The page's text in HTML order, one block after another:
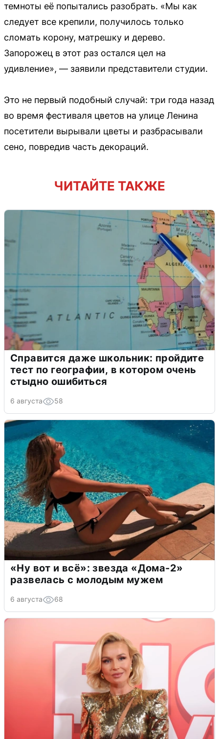
темноты её попытались разобрать. «Мы как
следует все крепили, получилось только
сломать корону, матрешку и дерево.
Запорожец в этот раз остался цел на
удивление», — заявили представители студии.
Это не первый подобный случай: три года назад
во время фестиваля цветов на улице Ленина
посетители вырывали цветы и разбрасывали
сено, повредив часть декораций.
ЧИТАЙТЕ ТАКЖЕ
Справится даже школьник: пройдите
тест по географии, в котором очень
стыдно ошибиться
6 августа 58
«Ну вот и всё»: звезда «Дома-2»
развелась с молодым мужем
6 августа 68